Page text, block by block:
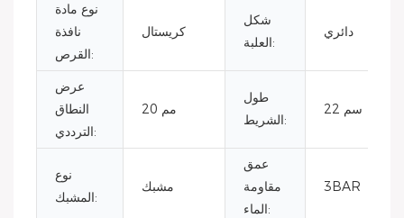
نوع مادة
نافذة
القرص:
كريستال
شكل
العلبة:
دائري
عرض
النطاق
الترددي:
20 مم
طول
الشريط:
22 سم
نوع
المشبك:
مشبك
عمق
مقاومة
الماء:
3BAR